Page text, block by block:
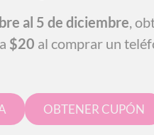
al 5 de diciembre,
$20 al comprar un
OBTENER CUPÓN